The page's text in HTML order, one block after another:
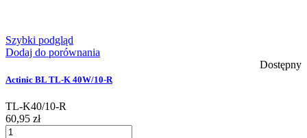
Szybki podgląd
Dodaj do porównania
Dostępny
Actinic BL TL-K 40W/10-R
TL-K40/10-R
60,95 zł